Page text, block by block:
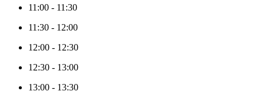
11:00 - 11:30
11:30 - 12:00
12:00 - 12:30
12:30 - 13:00
13:00 - 13:30